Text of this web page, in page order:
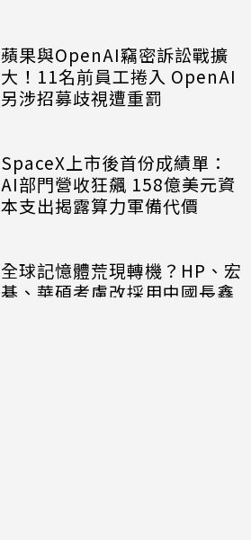
蘋果與OpenAI竊密訴訟戰擴
大！11名前員工捲入 OpenAI
另涉招募歧視遭重罰
SpaceX上市後首份成績單：
AI部門營收狂飆 158億美元資
本支出揭露算力軍備代價
全球記憶體荒現轉機？HP、宏
碁、華碩考慮改採用中國長鑫